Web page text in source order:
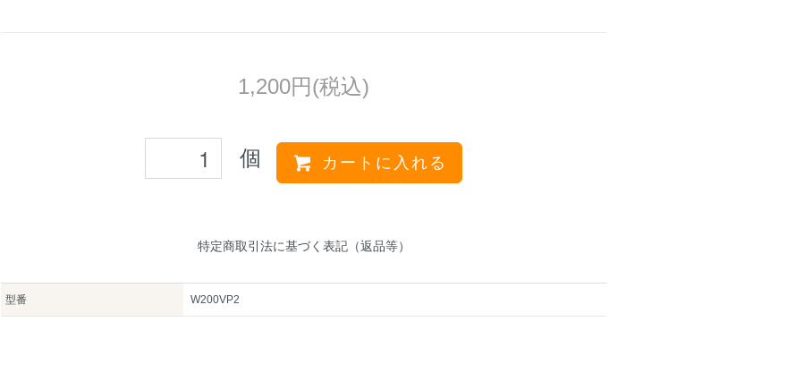
1,200円(税込)
個 カートに入れる
特定商取引法に基づく表記（返品等）
型番 W200VP2